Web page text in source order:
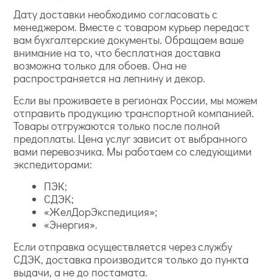
Дату доставки необходимо согласовать с
менеджером. Вместе с товаром курьер передаст
вам бухгалтерские документы. Обращаем ваше
внимание на то, что бесплатная доставка
возможна только для обоев. Она не
распространяется на лепнину и декор.
Если вы проживаете в регионах России, мы можем
отправить продукцию транспортной компанией.
Товары отгружаются только после полной
предоплаты. Цена услуг зависит от выбранного
вами перевозчика. Мы работаем со следующими
экспедиторами:
ПЭК;
СДЭК;
«ЖелДорЭкспедиция»;
«Энергия».
Если отправка осуществляется через службу
СДЭК, доставка производится только до пункта
выдачи, а не до постамата.